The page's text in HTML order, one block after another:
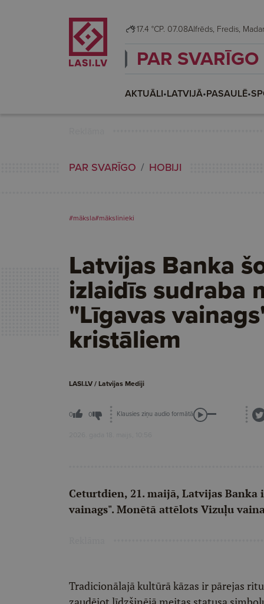
17.4 °CP. 07.08 Alfrēds, Fredis,
PAR SVARĪGO
AKTUĀLI•LATVIJĀ•PASAULĒ•
PAR SVARĪGO HOBIJI
#māksla#mākslinieki
Latvijas Banka
izlaidīs sudraba
"Līgavas
kristāliem
LASI.LV / Latvijas Mediji
0 0 Klausies ziņu audio formātā
2026. gada 18. maijs, 10:56
Ceturtdien, 21. maijā, Latvijas
vainags". Monētā attēlots Vizuļu
Tradicionālajā kultūrā kāzas ir pārejas